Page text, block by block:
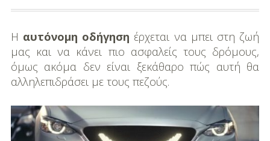
Βάπτισης
Διάσημες
Βαπτίσεις
Σπίτι
Παιδικό Δωμάτιο
Η αυτόνομη οδήγηση έρχεται να μπει στη ζωή
μας και να κάνει πιο ασφαλείς τους δρόμους,
όμως ακόμα δεν είναι ξεκάθαρο πώς αυτή θα
αλληλεπιδράσει με τους πεζούς.